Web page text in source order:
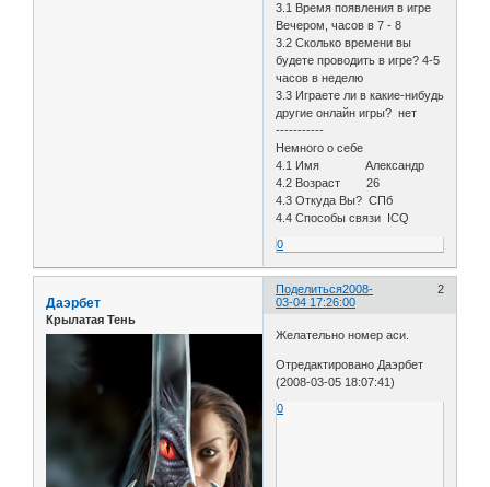
3.1 Время появления в игре
Вечером, часов в 7 - 8
3.2 Сколько времени вы
будете проводить в игре? 4-5
часов в неделю
3.3 Играете ли в какие-нибудь
другие онлайн игры? нет
-----------
Немного о себе
4.1 Имя Александр
4.2 Возраст 26
4.3 Откуда Вы? СПб
4.4 Способы связи ICQ
0
Поделиться 2
2008-
03-04 17:26:00
Даэрбет
Крылатая Тень
Желательно номер аси.
Отредактировано Даэрбет
(2008-03-05 18:07:41)
0